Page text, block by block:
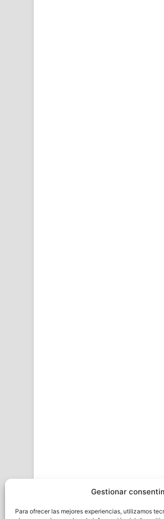
Gestionar
Para ofrecer las mejores experiencias, utilizamos